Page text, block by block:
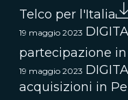
Telco per l'Italia
19 maggio 2023
partecipazione
19 maggio 2023
acquisizioni in